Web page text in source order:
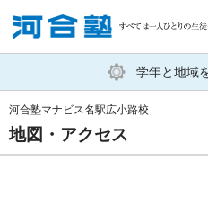
塾生の方
学年と地域
地図・アクセス
河合塾マナビス名駅広小路校